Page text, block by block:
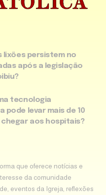
lixões persistem no
após a legislação
tecnologia
pode levar mais de 10
chegar aos hospitais?
que oferece notícias e
da comunidade
eventos da Igreja, reflexões